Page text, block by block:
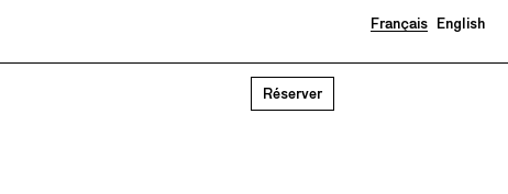
Français English
Réserver